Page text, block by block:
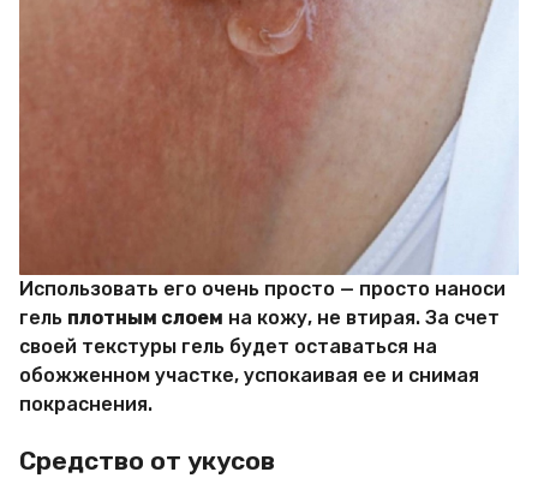
Использовать его очень просто — просто наноси
гель плотным слоем на кожу, не втирая. За счет
своей текстуры гель будет оставаться на
обожженном участке, успокаивая ее и снимая
покраснения.
Средство от укусов